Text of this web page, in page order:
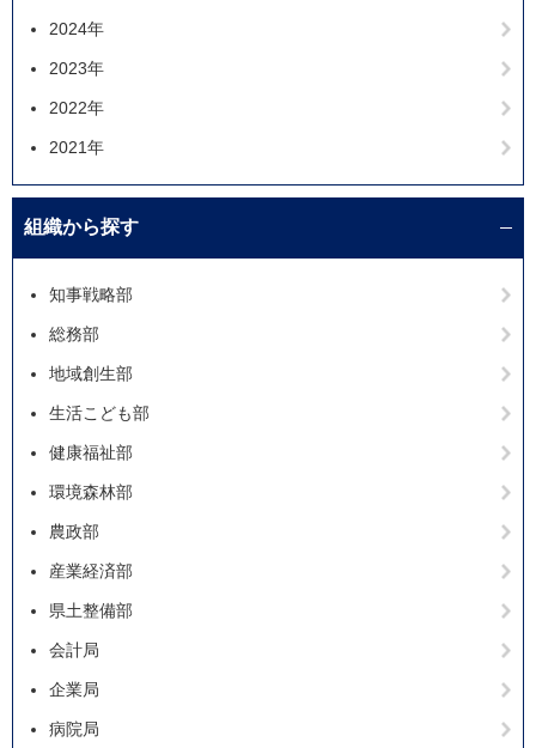
2024年
2023年
2022年
2021年
組織から探す
知事戦略部
総務部
地域創生部
生活こども部
健康福祉部
環境森林部
農政部
産業経済部
県土整備部
会計局
企業局
病院局